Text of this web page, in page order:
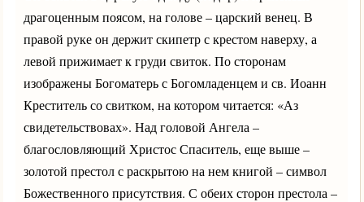
драгоценным поясом, на голове – царский венец. В
правой руке он держит скипетр с крестом наверху, а
левой прижимает к груди свиток. По сторонам
изображены Богоматерь с Богомладенцем и св. Иоанн
Креститель со свитком, на котором читается: «Аз
свидетельствовах». Над головой Ангела –
благословляющий Христос Спаситель, еще выше –
золотой престол с раскрытою на нем книгой – символ
Божественного присутствия. С обеих сторон престола –